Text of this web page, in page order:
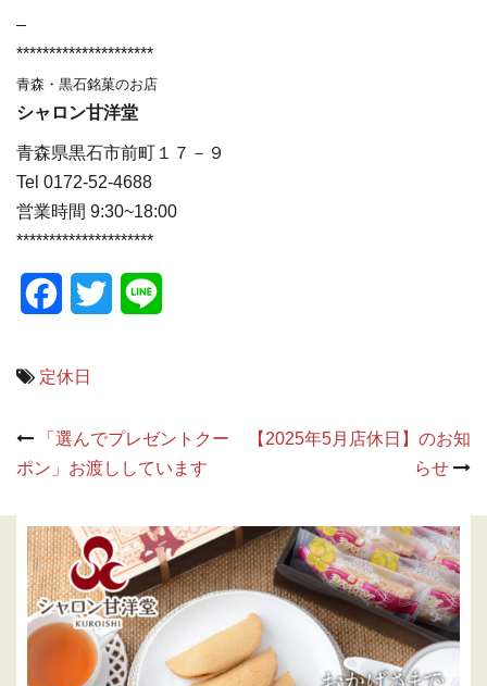
–
*********************
青森・黒石銘菓のお店
シャロン甘洋堂
青森県黒石市前町１７－９
Tel 0172-52-4688
営業時間 9:30~18:00
*********************
FacebookTwitter
定休日
Post
navigation
「選んでプレゼントクー
ポン」お渡ししています
【2025年5月店休日】のお知
らせ